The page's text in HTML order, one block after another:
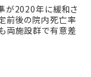
が2020年に緩和さ
前後の院内死亡率
両施設群で有意差